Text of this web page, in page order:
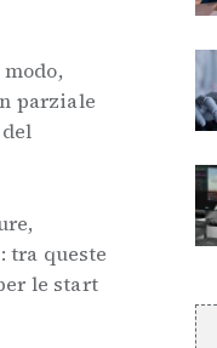
parziale
tra queste
le start